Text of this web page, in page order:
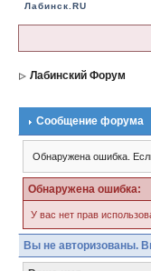
Лабинск.RU
Лабинский Форум
Сообщение форума
Обнаружена ошибка.
Обнаружена ошибка:
У вас нет прав
Вы не авторизованы.